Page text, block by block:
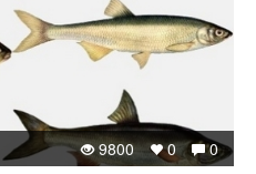
0
0
9800